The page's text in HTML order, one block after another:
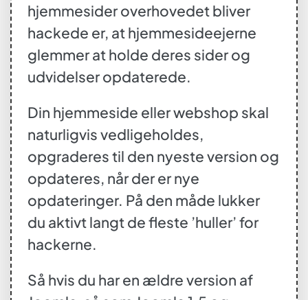
hjemmesider overhovedet bliver
hackede er, at hjemmesideejerne
glemmer at holde deres sider og
udvidelser opdaterede.
Din hjemmeside eller webshop skal
naturligvis vedligeholdes,
opgraderes til den nyeste version og
opdateres, når der er nye
opdateringer. På den måde lukker
du aktivt langt de fleste ’huller’ for
hackerne.
Så hvis du har en ældre version af